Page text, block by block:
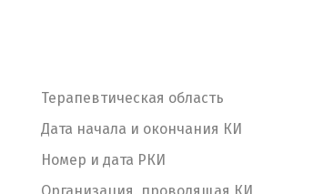
Терапевтическая область
Дата начала и окончания КИ
Номер и дата РКИ